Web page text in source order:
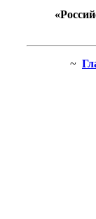
~